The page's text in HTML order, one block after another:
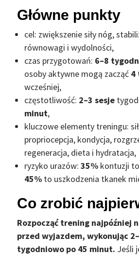
Główne punkty
cel: zwiększenie siły nóg,
równowagi i wydolności,
czas przygotowań: 6–8
osoby aktywne mogą zacząć 4
wcześniej,
częstotliwość: 2–3 sesje
minut,
kluczowe elementy treningu:
propriocepcja, kondycja,
regeneracja, dieta i hydratacja,
ryzyko urazów: 35% kontuzji
45% to uszkodzenia tkanek
Co zrobić
Rozpocząć trening najpóźniej
przed wyjazdem, wykonując
tygodniowo po 45 minut. Jeśli